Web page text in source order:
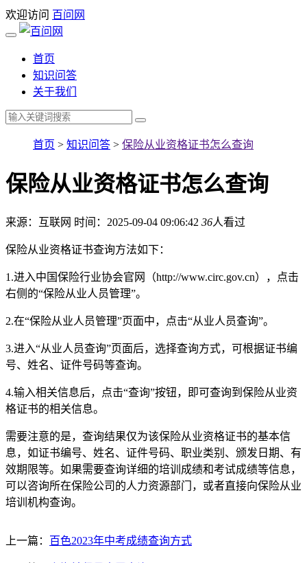
欢迎访问 百问网
首页
知识问答
关于我们
首页 > 知识问答 > 保险从业资格证书怎么查询
保险从业资格证书怎么查询
来源：互联网 时间：2025-09-04 09:06:42 36人看过
保险从业资格证书查询方法如下：
1.进入中国保险行业协会官网（http://www.circ.gov.cn），点击
右侧的“保险从业人员管理”。
2.在“保险从业人员管理”页面中，点击“从业人员查询”。
3.进入“从业人员查询”页面后，选择查询方式，可根据证书编
号、姓名、证件号码等查询。
4.输入相关信息后，点击“查询”按钮，即可查询到保险从业资
格证书的相关信息。
需要注意的是，查询结果仅为该保险从业资格证书的基本信
息，如证书编号、姓名、证件号码、职业类别、颁发日期、有
效期限等。如果需要查询详细的培训成绩和考试成绩等信息，
可以咨询所在保险公司的人力资源部门，或者直接向保险从业
培训机构查询。
上一篇： 百色2023年中考成绩查询方式